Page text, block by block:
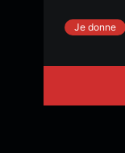
Je donne